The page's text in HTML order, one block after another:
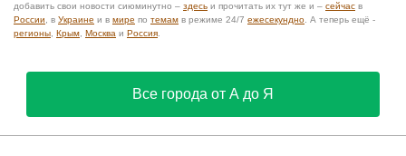
добавить свои новости сиюминутно – здесь и прочитать их тут же и – сейчас в
России , в Украине и в мире по темам в режиме 24/7 ежесекундно . А теперь ещё -
регионы Крым Москва и Россия
Все города от А до Я